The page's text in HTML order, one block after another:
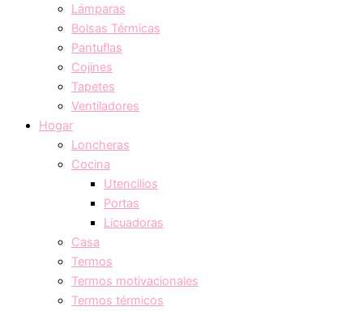
Lámparas
Bolsas Térmicas
Pantuflas
Cojines
Tapetes
Ventiladores
Hogar
Loncheras
Cocina
Utencilios
Portas
Licuadoras
Casa
Termos
Termos motivacionales
Termos térmicos